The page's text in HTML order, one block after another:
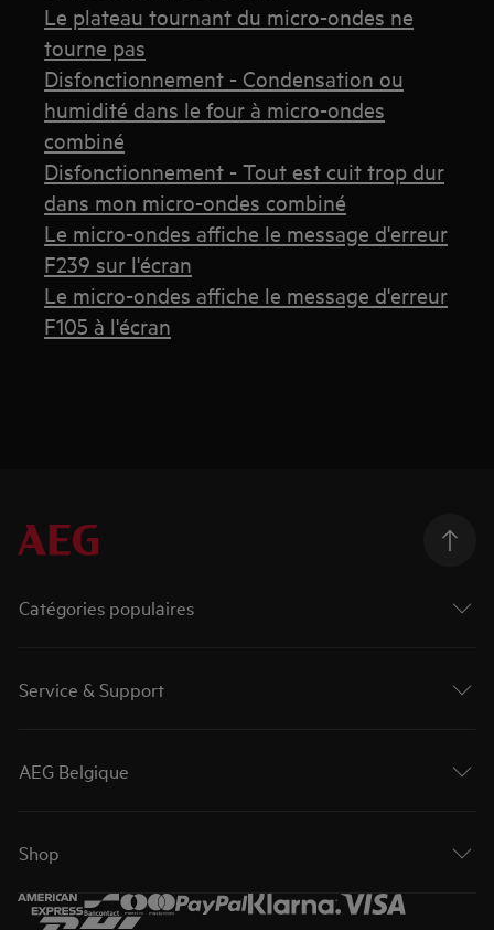
Le plateau tournant du micro-ondes ne
tourne pas
Disfonctionnement - Condensation ou
humidité dans le four à micro-ondes
combiné
Disfonctionnement - Tout est cuit trop dur
dans mon micro-ondes combiné
Le micro-ondes affiche le message d'erreur
F239 sur l'écran
Le micro-ondes affiche le message d'erreur
F105 à l'écran
Catégories populaires
Service & Support
AEG Belgique
Shop